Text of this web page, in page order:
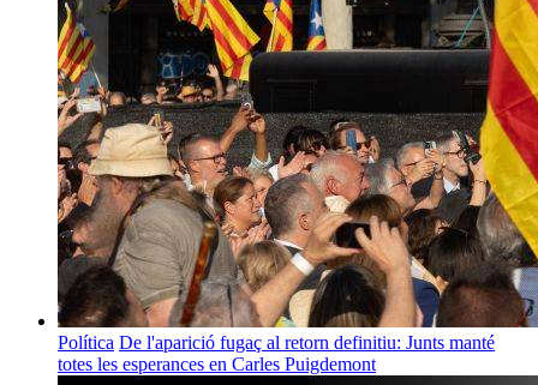
Política De l'aparició fugaç al retorn definitiu: Junts manté
totes les esperances en Carles Puigdemont